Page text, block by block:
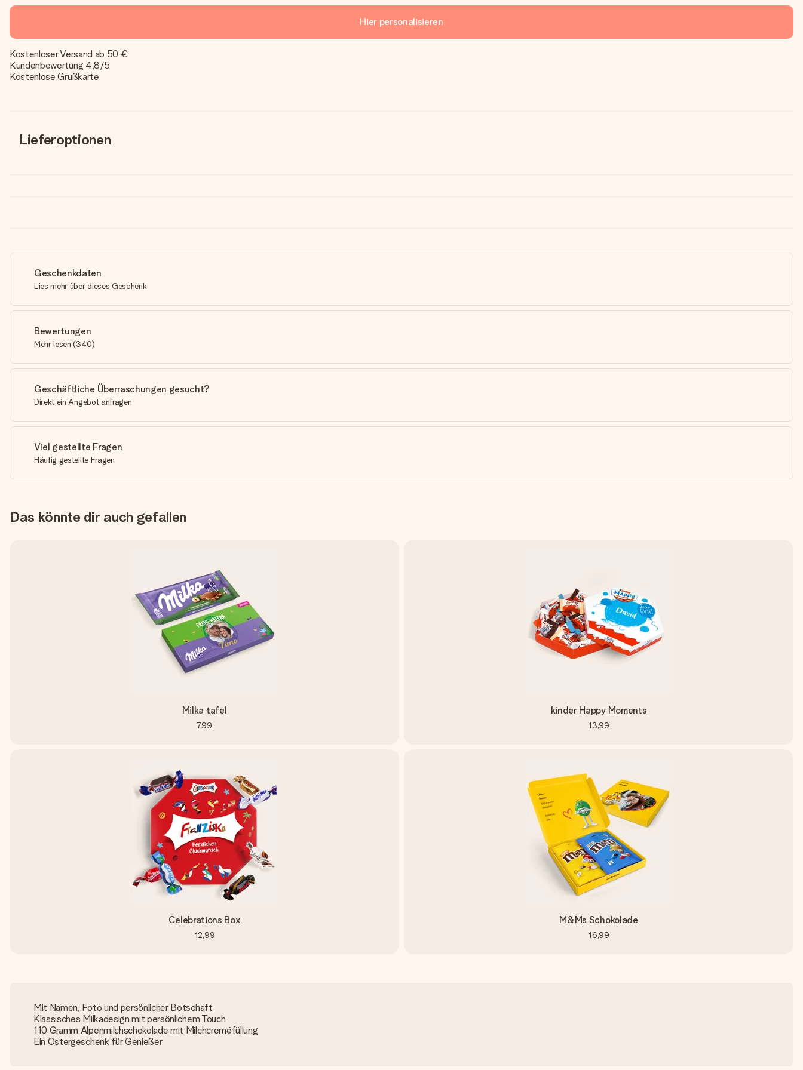
Hier personalisieren
Kostenloser Versand ab 50 €
Kundenbewertung 4,8/5
Kostenlose Grußkarte
Lieferoptionen
Geschenkdaten
Lies mehr über dieses Geschenk
Bewertungen
Mehr lesen (340)
Geschäftliche Überraschungen gesucht?
Direkt ein Angebot anfragen
Viel gestellte Fragen
Häufig gestellte Fragen
Das könnte dir auch gefallen
Milka tafel
7,99
kinder Happy Moments
13,99
Celebrations Box
12,99
M&Ms Schokolade
16,99
Mit Namen, Foto und persönlicher Botschaft
Klassisches Milkadesign mit persönlichem Touch
110 Gramm Alpenmilchschokolade mit Milchcreméfüllung
Ein Ostergeschenk für Genießer